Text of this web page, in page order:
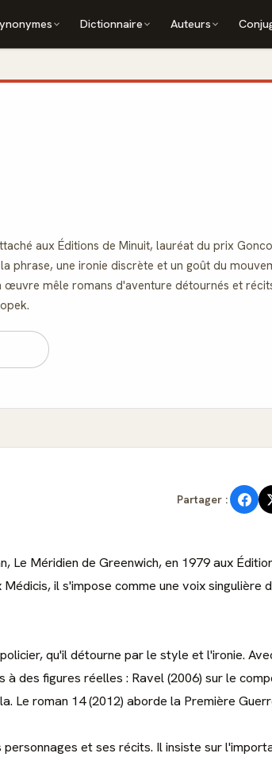
Dictionnaire Auteurs
aux Éditions de Minuit, lauréat du prix
phrase, une ironie discrète et un goût du
œuvre mêle romans d'aventure détournés et
Partager :
Méridien de Greenwich, en 1979 aux
il s'impose comme une voix singulière
qu'il détourne par le style et l'ironie.
des figures réelles : Ravel (2006) sur le
Le roman 14 (2012) aborde la Première
et ses récits. Il insiste sur